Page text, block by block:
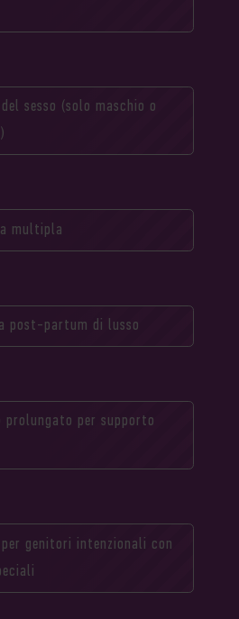
del sesso (solo maschio o
multipla
post-partum di lusso
prolungato per supporto
genitori intenzionali con